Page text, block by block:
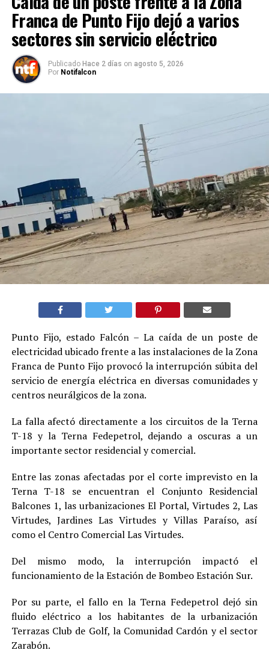
Franca de Punto Fijo dejó a varios
sectores sin servicio eléctrico
Publicado Hace 2 días on agosto 5, 2026
Por Notifalcon
Punto Fijo, estado Falcón – La caída de un poste de
electricidad ubicado frente a las instalaciones de la Zona
Franca de Punto Fijo provocó la interrupción súbita del
servicio de energía eléctrica en diversas comunidades y
centros neurálgicos de la zona.
La falla afectó directamente a los circuitos de la Terna
T-18 y la Terna Fedepetrol, dejando a oscuras a un
importante sector residencial y comercial.
Entre las zonas afectadas por el corte imprevisto en la
Terna T-18 se encuentran el Conjunto Residencial
Balcones 1, las urbanizaciones El Portal, Virtudes 2, Las
Virtudes, Jardines Las Virtudes y Villas Paraíso, así
como el Centro Comercial Las Virtudes.
Del mismo modo, la interrupción impactó el
funcionamiento de la Estación de Bombeo Estación Sur.
Por su parte, el fallo en la Terna Fedepetrol dejó sin
fluido eléctrico a los habitantes de la urbanización
Terrazas Club de Golf, la Comunidad Cardón y el sector
Zarabón.